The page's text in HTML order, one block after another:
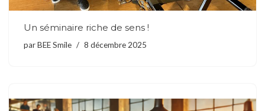
Un séminaire riche de sens !
parBEE Smile 8 décembre 2025